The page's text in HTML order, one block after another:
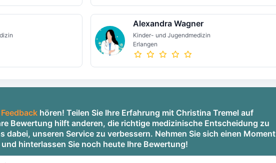
Alexandra Wagner
Kinder- und Jugendmedizin
Erlangen
hören! Teilen Sie Ihre Erfahrung mit Christina Tremel auf
Bewertung hilft anderen, die richtige medizinische Entscheidung zu
unseren Service zu verbessern. Nehmen Sie sich einen Moment
und hinterlassen Sie noch heute Ihre Bewertung!